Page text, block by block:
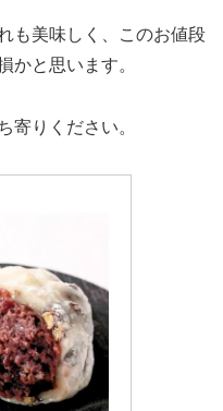
も美味しく、このお値段
かと思います。
寄りください。